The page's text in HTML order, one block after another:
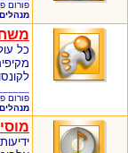
פורום
כל
פורום